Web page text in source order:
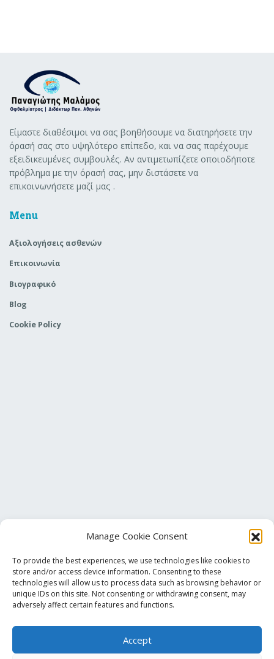
Manage Cookie Consent
To provide the best experiences, we use technologies like cookies to
store and/or access device information. Consenting to these
technologies will allow us to process data such as browsing behavior or
unique IDs on this site. Not consenting or withdrawing consent, may
adversely affect certain features and functions.
Accept
Είμαστε διαθέσιμοι να σας βοηθήσουμε να διατηρήσετε την
όρασή σας στο υψηλότερο επίπεδο, και να σας παρέχουμε
εξειδικευμένες συμβουλές. Αν αντιμετωπίζετε οποιοδήποτε
πρόβλημα με την όρασή σας, μην διστάσετε να
επικοινωνήσετε μαζί μας .
Menu
Aξιολογήσεις ασθενών
Επικοινωνία
Βιογραφικό
Blog
Cookie Policy
Τηλ. Επικοινωνίας
+30 213 033 6501
info@pmalamos.gr